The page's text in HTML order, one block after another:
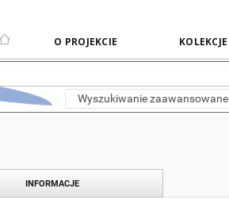
O PROJEKCIE KOLEKCJE
Wyszukiwanie zaawansowane
INFORMACJE